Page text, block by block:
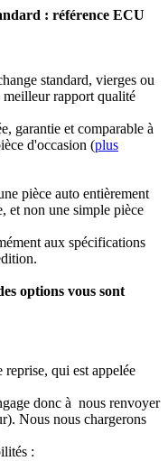
: référence ECU
standard, vierges ou
rapport qualité
garantie et comparable à
d'occasion (plus
pièce auto entièrement
et non une simple pièce
aux spécifications
options vous sont
qui est appelée
donc à nous renvoyer
Nous nous chargerons
: